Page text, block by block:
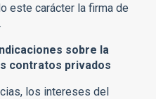
este carácter la firma de
sobre la
contratos privados
los intereses del